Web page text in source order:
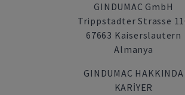
GINDUMAC GmbH
Trippstadter Strasse
67663 Kaiserslautern
Almanya
GINDUMAC HAKKINDA
KARIYER